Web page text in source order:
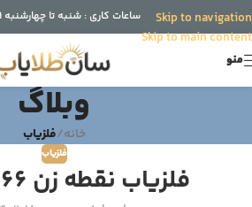
Skip to navigation
Skip to main content
ساعات کاری : شنبه تا چهارشنبه 9 الی 18
منو
وبلاگ
خانه/فلزیاب
فلزیاب
فلزیاب نقطه زن go find 66